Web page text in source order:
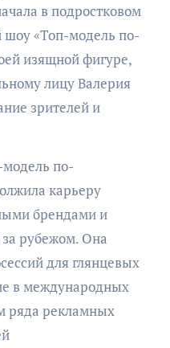
в подростковом
шоу «Топ-модель по-
изящной фигуре,
лицу Валерия
зрителей и
модель по-
карьеру
брендами и
рубежом. Она
для глянцевых
в международных
ряда рекламных